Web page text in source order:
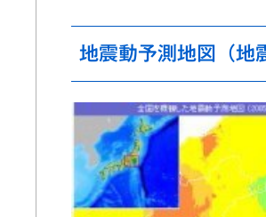
地震動予測地図（地